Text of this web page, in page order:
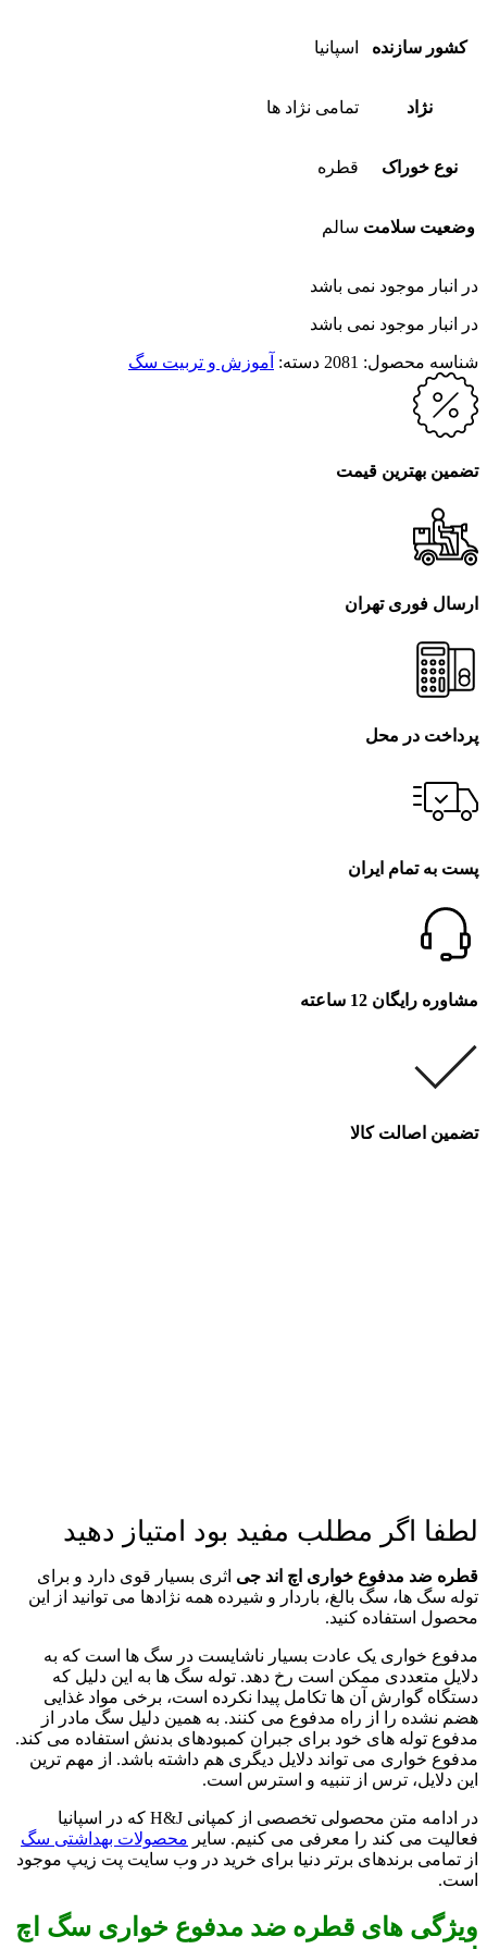
کشور سازنده اسپانیا
نژاد تمامی نژاد ها
نوع خوراک قطره
وضعیت سلامت سالم
در انبار موجود نمی باشد
در انبار موجود نمی باشد
شناسه محصول: 2081 دسته: آموزش و تربیت سگ
تضمین بهترین قیمت
ارسال فوری تهران
پرداخت در محل
پست به تمام ایران
مشاوره رایگان 12 ساعته
تضمین اصالت کالا
لطفا اگر مطلب مفید بود امتیاز دهید
قطره ضد مدفوع خواری اچ اند جی اثری بسیار قوی دارد و برای
توله سگ ها، سگ بالغ، باردار و شیرده همه نژادها می توانید از این
محصول استفاده کنید.
مدفوع خواری یک عادت بسیار ناشایست در سگ ها است که به
دلایل متعددی ممکن است رخ دهد. توله سگ ها به این دلیل که
دستگاه گوارش آن ها تکامل پیدا نکرده است، برخی مواد غذایی
هضم نشده را از راه مدفوع می کنند. به همین دلیل سگ مادر از
مدفوع توله های خود برای جبران کمبودهای بدنش استفاده می کند.
مدفوع خواری می تواند دلایل دیگری هم داشته باشد. از مهم ترین
این دلایل، ترس از تنبیه و استرس است.
در ادامه متن محصولی تخصصی از کمپانی H&J که در اسپانیا
فعالیت می کند را معرفی می کنیم. سایر محصولات بهداشتی سگ
از تمامی برندهای برتر دنیا برای خرید در وب سایت پت زیپ موجود
است.
ویژگی های قطره ضد مدفوع خواری سگ اچ